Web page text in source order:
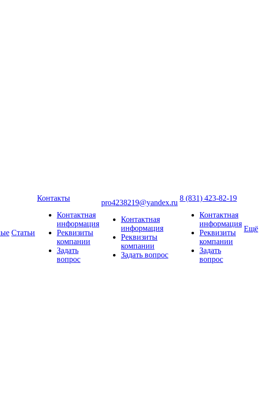
Статьи
Контакты
Контактная
информация
Реквизиты
компании
Задать
вопрос
pro4238219@yandex.ru
Контактная
информация
Реквизиты
компании
Задать вопрос
8 (831) 423-82-19
Контактная
информация
Реквизиты
компании
Задать
вопрос
Ещё